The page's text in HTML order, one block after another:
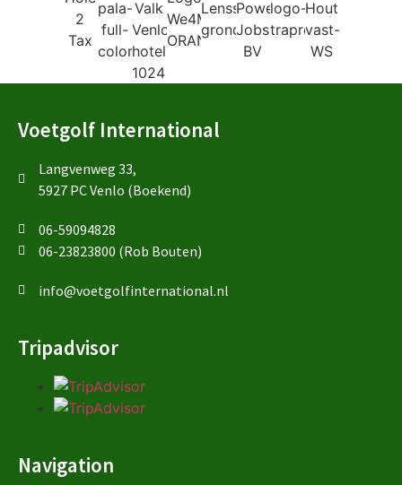
Voetgolf International
Langvenweg 33,
5927 PC Venlo (Boekend)
06-59094828
06-23823800 (Rob Bouten)
info@voetgolfinternational.nl
Tripadvisor
Navigation